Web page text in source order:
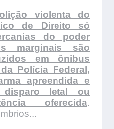
violenta do
de Direito só
do poder
marginais são
em ônibus
Polícia Federal,
apreendida e
letal ou
oferecida.